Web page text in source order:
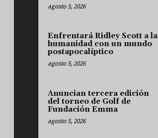
agosto 5, 2026
Enfrentará Ridley Scott a la
humanidad con un mundo
postapocalíptico
agosto 5, 2026
Anuncian tercera edición
del torneo de Golf de
Fundación Emma
agosto 5, 2026